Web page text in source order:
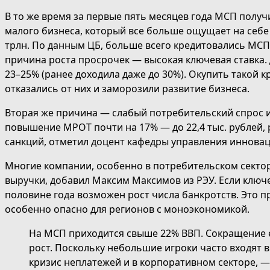
В то же время за первые пять месяцев года МСП
малого бизнеса, который все больше ощущает на
трлн. По данным ЦБ, больше всего кредитовались
причина роста просрочек — высокая ключевая
23–25% (ранее доходила даже до 30%). Окупить
отказались от них и заморозили развитие бизнеса.
Вторая же причина — слабый потребительский спрос
повышение МРОТ почти на 17% — до 22,4 тыс. рублей,
санкций, отметил доцент кафедры управления
Многие компании, особенно в потребительском
выручки, добавил Максим Максимов из РЭУ. Если
половине года возможен рост числа банкротств.
особенно опасно для регионов с моноэкономикой.
На МСП приходится свыше 22% ВВП. Сокращение
рост. Поскольку небольшие игроки часто
кризис неплатежей и в корпоративном секторе,